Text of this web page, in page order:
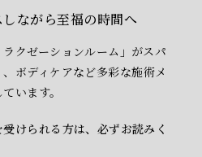
ながら至福の時間へ
クゼーションルーム」がスパ
、ボディケアなど多彩な施術メ
います。
けられる方は、必ずお読みく